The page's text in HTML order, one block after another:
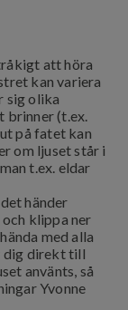
att höra
kan variera
sig olika
brinner (t.ex.
på fatet kan
om ljuset står i
t.ex. eldar
händer
klippa ner
med alla
dig direkt till
använts, så
Yvonne